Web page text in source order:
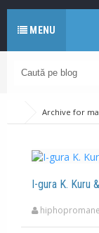
MENU
Archive for
I-gura K. Kuru